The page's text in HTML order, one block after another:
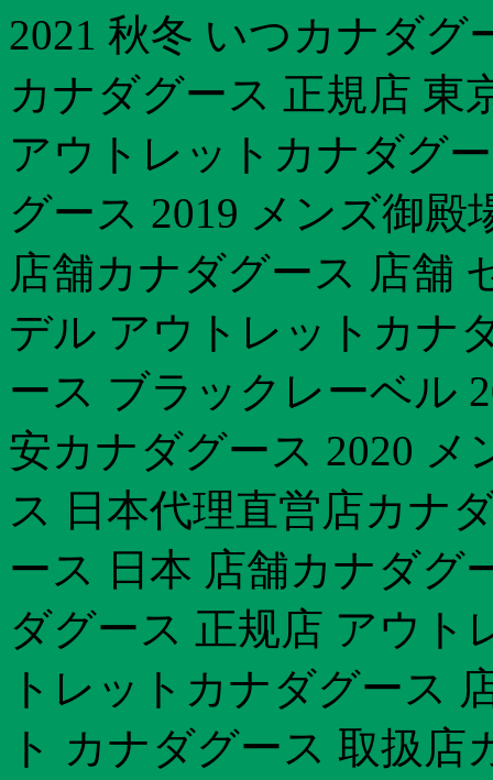
2021 秋冬 いつカナダ
カナダグース 正規店 東
アウトレットカナダグ
グース 2019 メンズ御
店舗カナダグース 店舗
デル アウトレットカナ
ース ブラックレーベル
安カナダグース 2020 メ
ス 日本代理直営店カナ
ース 日本 店舗カナダグ
ダグース 正规店 アウト
トレットカナダグース
ト カナダグース 取扱店